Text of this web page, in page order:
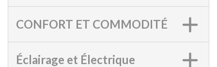
CONFORT ET COMMODITÉ
Éclairage et Électrique